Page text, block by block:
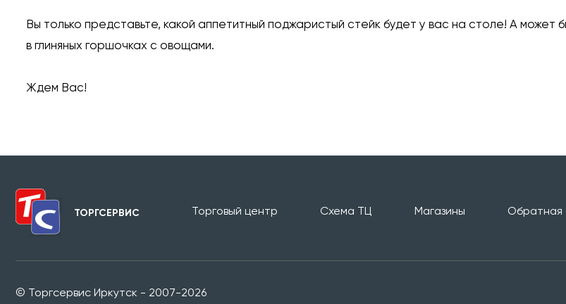
Вы только представьте, какой аппетитный поджаристый стейк будет у вас на столе! А может
в глиняных горшочках с овощами.
Ждем Вас!
ТОРГСЕРВИС Торговый центр Схема ТЦ Магазины Обратная
© Торгсервис Иркутск - 2007-2026